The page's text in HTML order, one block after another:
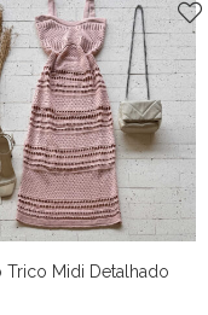
Trico Midi Detalhado